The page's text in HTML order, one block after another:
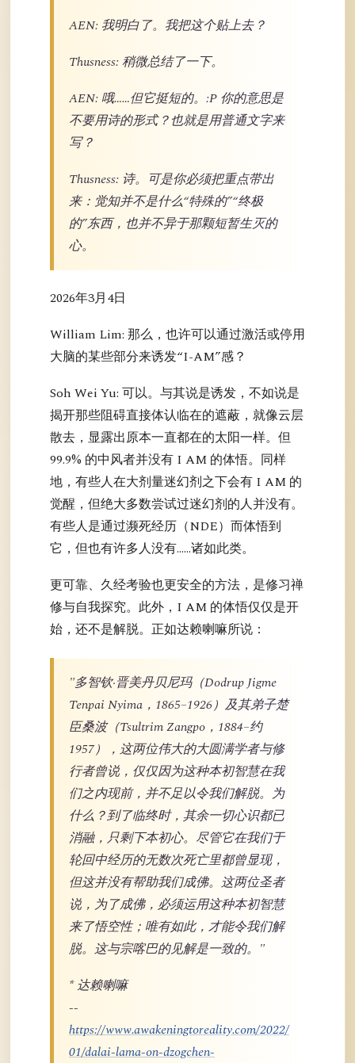
AEN: 我明白了。我把这个贴上去？
Thusness: 稍微总结了一下。
AEN: 哦……但它挺短的。:P 你的意思是
不要用诗的形式？也就是用普通文字来
写？
Thusness: 诗。可是你必须把重点带出
来：觉知并不是什么“特殊的”“终极
的”东西，也并不异于那颗短暂生灭的
心。
2026年3月4日
William Lim: 那么，也许可以通过激活或停用
大脑的某些部分来诱发“I-AM”感？
Soh Wei Yu: 可以。与其说是诱发，不如说是
揭开那些阻碍直接体认临在的遮蔽，就像云层
散去，显露出原本一直都在的太阳一样。但
99.9% 的中风者并没有 I AM 的体悟。同样
地，有些人在大剂量迷幻剂之下会有 I AM 的
觉醒，但绝大多数尝试过迷幻剂的人并没有。
有些人是通过濒死经历（NDE）而体悟到
它，但也有许多人没有……诸如此类。
更可靠、久经考验也更安全的方法，是修习禅
修与自我探究。此外，I AM 的体悟仅仅是开
始，还不是解脱。正如达赖喇嘛所说：
"多智钦·晋美丹贝尼玛（Dodrup Jigme
Tenpai Nyima，1865–1926）及其弟子楚
臣桑波（Tsultrim Zangpo，1884–约
1957），这两位伟大的大圆满学者与修
行者曾说，仅仅因为这种本初智慧在我
们之内现前，并不足以令我们解脱。为
什么？到了临终时，其余一切心识都已
消融，只剩下本初心。尽管它在我们于
轮回中经历的无数次死亡里都曾显现，
但这并没有帮助我们成佛。这两位圣者
说，为了成佛，必须运用这种本初智慧
来了悟空性；唯有如此，才能令我们解
脱。这与宗喀巴的见解是一致的。"
* 达赖喇嘛
--
https://www.awakeningtoreality.com/2022/
01/dalai-lama-on-dzogchen-